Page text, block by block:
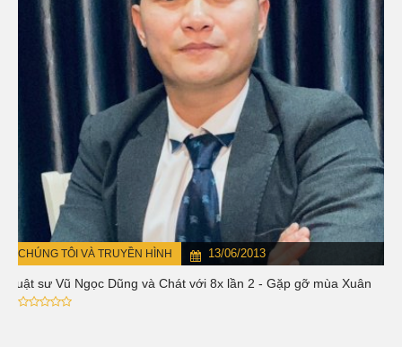
CHÚNG TÔI VÀ TRUYỀN HÌNH 13/06/2013
Luật sư Vũ Ngọc Dũng và Chát với 8x lần 2 - Gặp gỡ mùa Xuân